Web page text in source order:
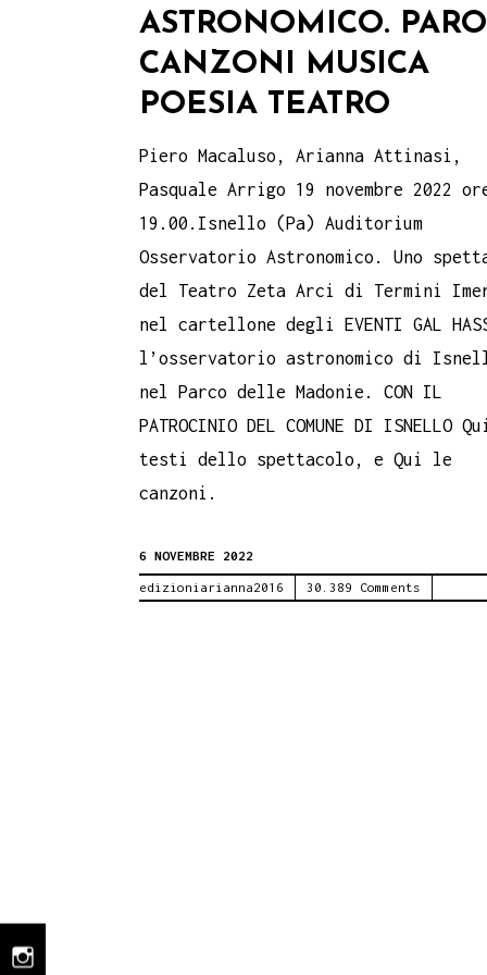
instagram
ASTRONOMICO.
CANZONI MUSICA
POESIA TEATRO
Piero Macaluso, Arianna Attinasi,
Pasquale Arrigo 19 novembre 2022
19.00.Isnello (Pa) Auditorium
Osservatorio Astronomico. Uno
del Teatro Zeta Arci di Termini
nel cartellone degli EVENTI GAL
l’osservatorio astronomico di
nel Parco delle Madonie. CON IL
PATROCINIO DEL COMUNE DI ISNELLO
testi dello spettacolo, e Qui le
canzoni.
6 NOVEMBRE 2022
edizioniarianna2016 30.389 Comments